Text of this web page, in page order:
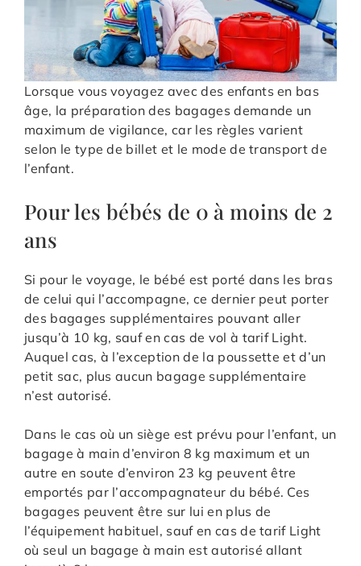
Lorsque vous voyagez avec des enfants en bas
âge, la préparation des bagages demande un
maximum de vigilance, car les règles varient
selon le type de billet et le mode de transport de
l’enfant.
Pour les bébés de 0 à moins de 2
ans
Si pour le voyage, le bébé est porté dans les bras
de celui qui l’accompagne, ce dernier peut porter
des bagages supplémentaires pouvant aller
jusqu’à 10 kg, sauf en cas de vol à tarif Light.
Auquel cas, à l’exception de la poussette et d’un
petit sac, plus aucun bagage supplémentaire
n’est autorisé.
Dans le cas où un siège est prévu pour l’enfant, un
bagage à main d’environ 8 kg maximum et un
autre en soute d’environ 23 kg peuvent être
emportés par l’accompagnateur du bébé. Ces
bagages peuvent être sur lui en plus de
l’équipement habituel, sauf en cas de tarif Light
où seul un bagage à main est autorisé allant